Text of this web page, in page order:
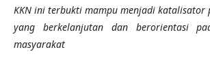
KKN ini terbukti mampu menjadi katalisator
yang berkelanjutan dan berorientasi
masyarakat